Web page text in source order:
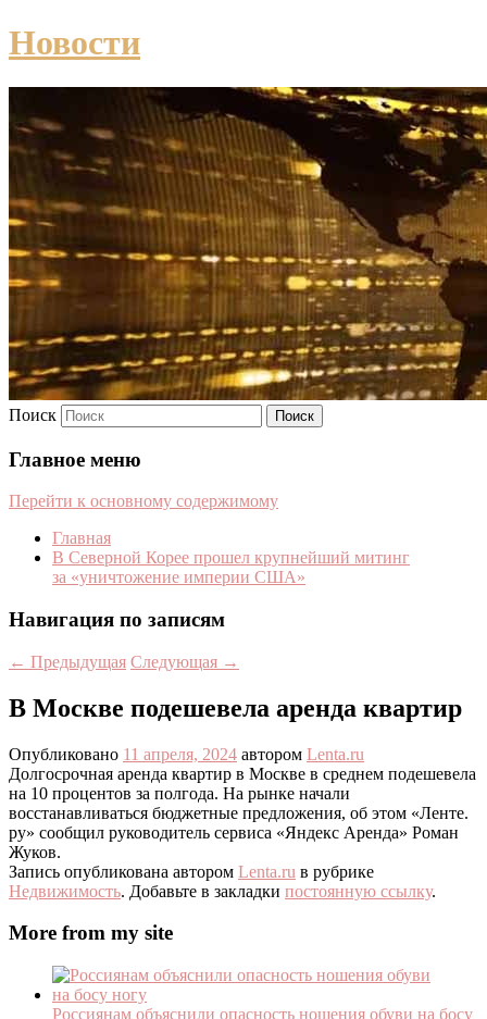
Новости
Поиск
Главное меню
Перейти к основному содержимому
Главная
В Северной Корее прошел крупнейший митинг
за «уничтожение империи США»
Навигация по записям
← Предыдущая Следующая →
В Москве подешевела аренда квартир
Опубликовано 11 апреля, 2024 автором Lenta.ru
Долгосрочная аренда квартир в Москве в среднем подешевела
на 10 процентов за полгода. На рынке начали
восстанавливаться бюджетные предложения, об этом «Ленте.
ру» сообщил руководитель сервиса «Яндекс Аренда» Роман
Жуков.
Запись опубликована автором Lenta.ru в рубрике
Недвижимость. Добавьте в закладки постоянную ссылку.
More from my site
Россиянам объяснили опасность ношения обуви на босу